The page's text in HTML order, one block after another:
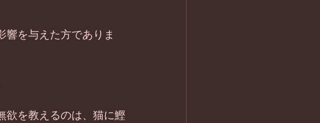
を与えた方でありま
欲を教えるのは、猫に鰹